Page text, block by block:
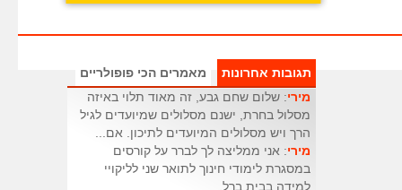
תגובות אחרונות
מאמרים הכי פופולריים
מירי: שלום שחם גבע, זה מאוד תלוי באיזה
מסלול בחרת, ישנם מסלולים שמיועדים לגיל
הרך ויש מסלולים המיועדים לתיכון. אם...
מירי: אני ממליצה לך לברר על קורסים
במסגרת לימודי חינוך לתואר שני לליקויי
למידה בבית ברל.